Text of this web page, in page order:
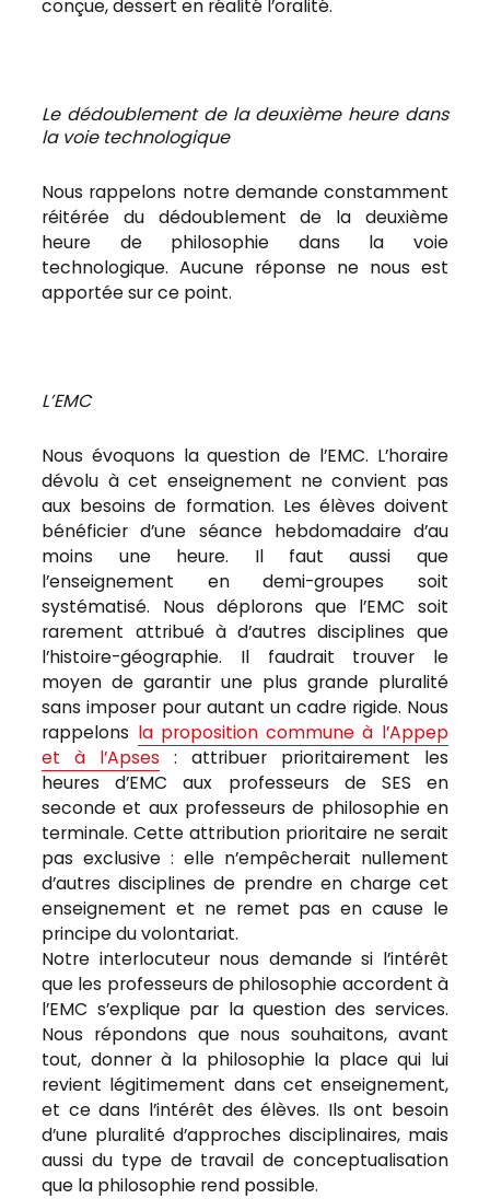
conçue, dessert en réalité l’oralité.
Le dédoublement de la deuxième heure dans
la voie technologique
Nous rappelons notre demande constamment
réitérée du dédoublement de la deuxième
heure de philosophie dans la voie
technologique. Aucune réponse ne nous est
apportée sur ce point.
L’EMC
Nous évoquons la question de l’EMC. L’horaire
dévolu à cet enseignement ne convient pas
aux besoins de formation. Les élèves doivent
bénéficier d’une séance hebdomadaire d’au
moins une heure. Il faut aussi que
l’enseignement en demi-groupes soit
systématisé. Nous déplorons que l’EMC soit
rarement attribué à d’autres disciplines que
l’histoire-géographie. Il faudrait trouver le
moyen de garantir une plus grande pluralité
sans imposer pour autant un cadre rigide. Nous
rappelons la proposition commune à l’Appep
et à l’Apses : attribuer prioritairement les
heures d’EMC aux professeurs de SES en
seconde et aux professeurs de philosophie en
terminale. Cette attribution prioritaire ne serait
pas exclusive : elle n’empêcherait nullement
d’autres disciplines de prendre en charge cet
enseignement et ne remet pas en cause le
principe du volontariat.
Notre interlocuteur nous demande si l’intérêt
que les professeurs de philosophie accordent à
l’EMC s’explique par la question des services.
Nous répondons que nous souhaitons, avant
tout, donner à la philosophie la place qui lui
revient légitimement dans cet enseignement,
et ce dans l’intérêt des élèves. Ils ont besoin
d’une pluralité d’approches disciplinaires, mais
aussi du type de travail de conceptualisation
que la philosophie rend possible.